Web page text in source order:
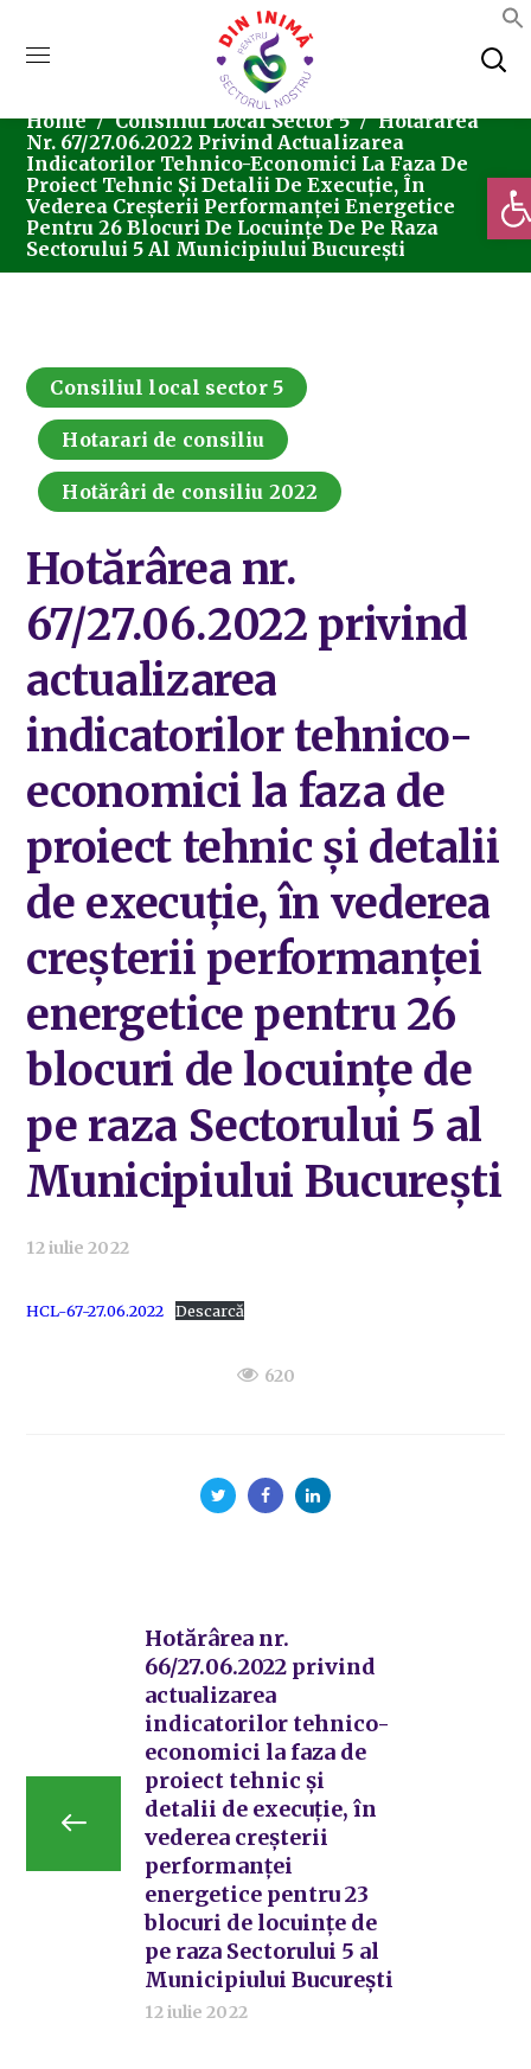
Home Consiliul Local Sector 5
Hotărârea
Nr. 67/27.06.2022 Privind Actualizarea
Indicatorilor Tehnico-Economici La Faza De
Proiect Tehnic Și Detalii De Execuție, În
Vederea Creșterii Performanței Energetice
Pentru 26 Blocuri De Locuințe De Pe Raza
Sectorului 5 Al Municipiului București
Consiliul local sector 5
Hotarari de consiliu
Hotărâri de consiliu 2022
Hotărârea nr.
67/27.06.2022 privind
actualizarea
indicatorilor tehnico-
economici la faza de
proiect tehnic și detalii
de execuție, în vederea
creșterii performanței
energetice pentru 26
blocuri de locuințe de
pe raza Sectorului 5 al
Municipiului București
12 iulie 2022
HCL-67-27.06.2022 Descarcă
620
Hotărârea nr.
66/27.06.2022 privind
actualizarea
indicatorilor tehnico-
economici la faza de
proiect tehnic și
detalii de execuție, în
vederea creșterii
performanței
energetice pentru 23
blocuri de locuințe de
pe raza Sectorului 5 al
Municipiului București
12 iulie 2022